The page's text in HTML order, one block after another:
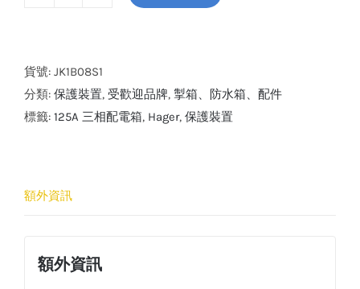
三
相
配
總
三
貨號: JK1B08S1
分類: 保護裝置, 受歡迎品牌, 掣箱、防水箱、配件
標籤: 125A 三相配電箱, Hager, 保護裝置
額外資訊
額外資訊